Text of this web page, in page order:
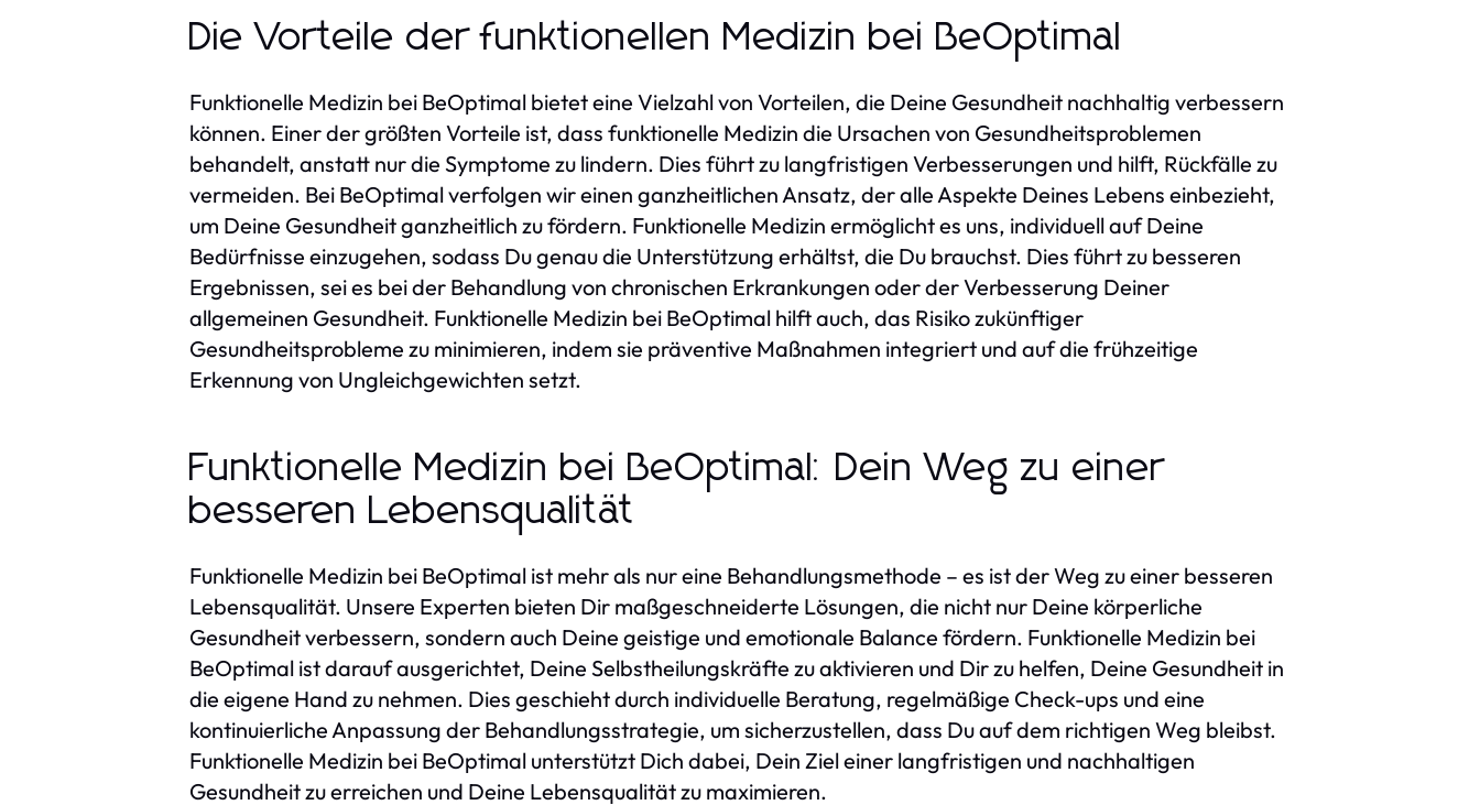
Die Vorteile der funktionellen Medizin bei BeOptimal
Funktionelle Medizin bei BeOptimal bietet eine Vielzahl von Vorteilen, die Deine Gesundheit nachhaltig verbessern
können. Einer der größten Vorteile ist, dass funktionelle Medizin die Ursachen von Gesundheitsproblemen
behandelt, anstatt nur die Symptome zu lindern. Dies führt zu langfristigen Verbesserungen und hilft, Rückfälle zu
vermeiden. Bei BeOptimal verfolgen wir einen ganzheitlichen Ansatz, der alle Aspekte Deines Lebens einbezieht,
um Deine Gesundheit ganzheitlich zu fördern. Funktionelle Medizin ermöglicht es uns, individuell auf Deine
Bedürfnisse einzugehen, sodass Du genau die Unterstützung erhältst, die Du brauchst. Dies führt zu besseren
Ergebnissen, sei es bei der Behandlung von chronischen Erkrankungen oder der Verbesserung Deiner
allgemeinen Gesundheit. Funktionelle Medizin bei BeOptimal hilft auch, das Risiko zukünftiger
Gesundheitsprobleme zu minimieren, indem sie präventive Maßnahmen integriert und auf die frühzeitige
Erkennung von Ungleichgewichten setzt.
Funktionelle Medizin bei BeOptimal: Dein Weg zu einer
besseren Lebensqualität
Funktionelle Medizin bei BeOptimal ist mehr als nur eine Behandlungsmethode – es ist der Weg zu einer besseren
Lebensqualität. Unsere Experten bieten Dir maßgeschneiderte Lösungen, die nicht nur Deine körperliche
Gesundheit verbessern, sondern auch Deine geistige und emotionale Balance fördern. Funktionelle Medizin bei
BeOptimal ist darauf ausgerichtet, Deine Selbstheilungskräfte zu aktivieren und Dir zu helfen, Deine Gesundheit in
die eigene Hand zu nehmen. Dies geschieht durch individuelle Beratung, regelmäßige Check-ups und eine
kontinuierliche Anpassung der Behandlungsstrategie, um sicherzustellen, dass Du auf dem richtigen Weg bleibst.
Funktionelle Medizin bei BeOptimal unterstützt Dich dabei, Dein Ziel einer langfristigen und nachhaltigen
Gesundheit zu erreichen und Deine Lebensqualität zu maximieren.